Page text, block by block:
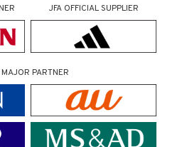
JFA OFFICIAL SUPPLIER
MAJOR PARTNER